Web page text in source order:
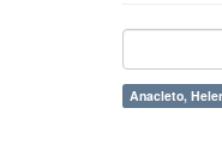
Anacleto,